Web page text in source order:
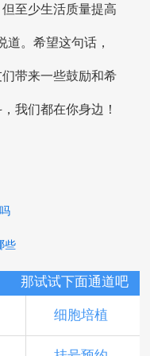
至少生活质量提高
道。希望这句话，
带来一些鼓励和希
我们都在你身边！
些
那试试下面通道吧
细胞培植